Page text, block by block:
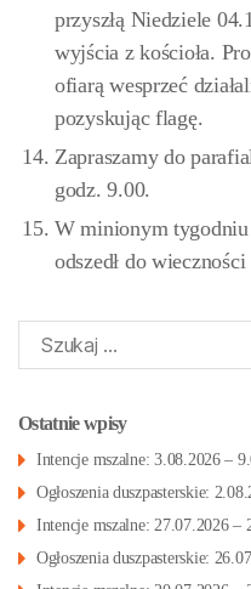
przyszłą Niedziele
wyjścia z kościoła.
ofiarą wesprzeć
pozyskując flagę.
Zapraszamy do
godz. 9.00.
W minionym
odszedł do wieczności
Ostatnie wpisy
Intencje mszalne: 3.08.2026 –
Ogłoszenia duszpasterskie:
Intencje mszalne: 27.07.2026 –
Ogłoszenia duszpasterskie: